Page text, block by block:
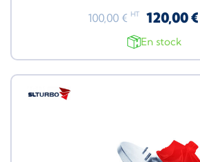
100,00 € HT 120,00 €
En stock